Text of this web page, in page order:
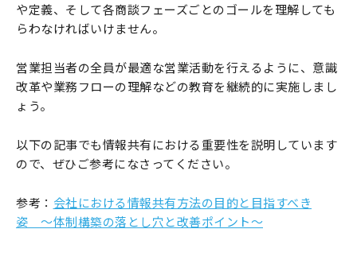
や定義、そして各商談フェーズごとのゴールを理解しても
らわなければいけません。
営業担当者の全員が最適な営業活動を行えるように、意識
改革や業務フローの理解などの教育を継続的に実施しまし
ょう。
以下の記事でも情報共有における重要性を説明しています
ので、ぜひご参考になさってください。
参考： 会社における情報共有方法の目的と目指すべき
姿 〜体制構築の落とし穴と改善ポイント〜